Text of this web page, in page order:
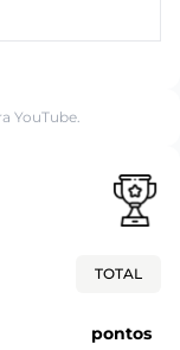
YouTube.
TOTAL
pontos